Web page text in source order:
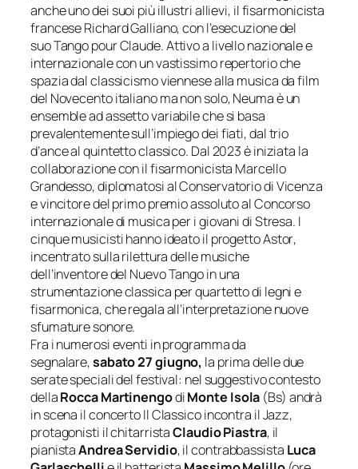
anche uno dei suoi più illustri allievi, il fisarmonicista
francese Richard Galliano, con l’esecuzione del
suoTango pour Claude. Attivo a livello nazionale e
internazionale con un vastissimo repertorio che
spazia dal classicismo viennese alla musica da film
del Novecento italiano ma non solo, Neuma è un
ensemble ad assetto variabile che si basa
prevalentemente sull’impiego dei fiati, dal trio
d’ance al quintetto classico. Dal 2023 è iniziata la
collaborazione con il fisarmonicista Marcello
Grandesso, diplomatosi al Conservatorio di Vicenza
e vincitore del primo premio assoluto al Concorso
internazionale di musica per i giovani di Stresa. I
cinque musicisti hanno ideato il progettoAstor,
incentrato sulla rilettura delle musiche
dell’inventore del Nuevo Tangoin una
strumentazione classica per quartetto di legni e
fisarmonica, che regala all’interpretazione nuove
sfumature sonore.
Fra i numerosi eventi in programma da
segnalare,sabato 27 giugno, la prima delle due
serate speciali del festival: nel suggestivo contesto
dellaRocca MartinengodiMonte Isola (Bs) andrà
in scena il concertoIl Classico incontra il Jazz,
protagonisti il chitarristaClaudio Piastra, il
pianistaAndrea Servidio, il contrabbassista Luca